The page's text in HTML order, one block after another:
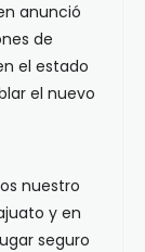
anunció
de
el estado
el nuevo
nuestro
y en
seguro